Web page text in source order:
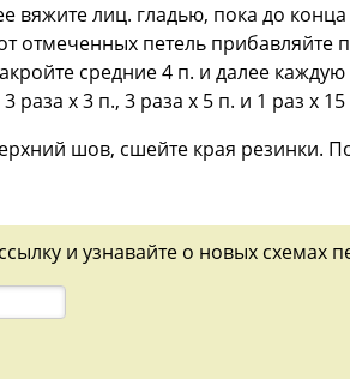
вяжите лиц. гладью, пока до
отмеченных петель
средние 4 п. и далее
раза х 3 п., 3 раза х 5 п. и 1 раз х
шов, сшейте края резинки.
и узнавайте о новых схемах